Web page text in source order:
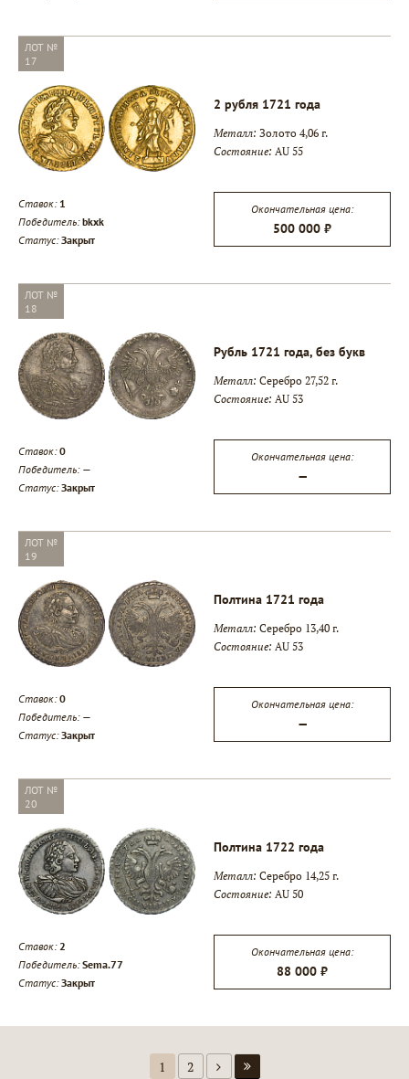
ЛОТ №
17
2 рубля 1721 года
Металл: Золото 4,06 г.
Состояние: AU 55
Ставок: 1
Победитель: bkxk
Статус:Закрыт
Окончательная цена:
500 000 ₽
ЛОТ №
18
Рубль 1721 года, без букв
Металл: Серебро 27,52 г.
Состояние: AU 53
Ставок:0
Победитель: —
Статус:Закрыт
Окончательная цена:
—
ЛОТ №
19
Полтина 1721 года
Металл: Серебро 13,40 г.
Состояние: AU 53
Ставок:0
Победитель: —
Статус:Закрыт
Окончательная цена:
—
ЛОТ №
20
Полтина 1722 года
Металл: Серебро 14,25 г.
Состояние: AU 50
Ставок:2
Победитель: Sema.77
Статус:Закрыт
Окончательная цена:
88 000 ₽
1 2